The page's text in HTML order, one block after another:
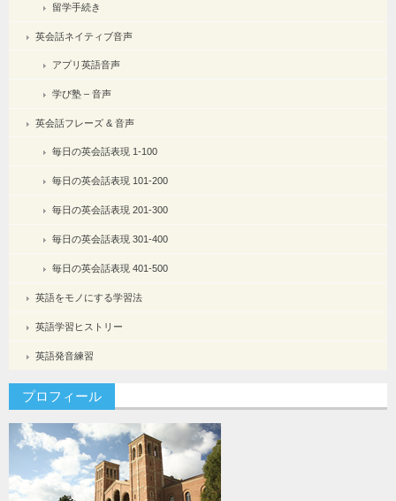
留学手続き
英会話ネイティブ音声
アプリ英語音声
学び塾 – 音声
英会話フレーズ & 音声
毎日の英会話表現 1-100
毎日の英会話表現 101-200
毎日の英会話表現 201-300
毎日の英会話表現 301-400
毎日の英会話表現 401-500
英語をモノにする学習法
英語学習ヒストリー
英語発音練習
プロフィール